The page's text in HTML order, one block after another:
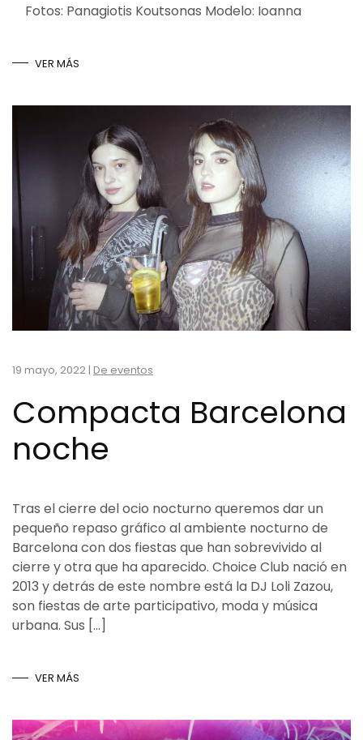
Fotos: Panagiotis Koutsonas Modelo: Ioanna
VER MÁS
19 mayo, 2022 | De eventos
Compacta Barcelona
noche
Tras el cierre del ocio nocturno queremos dar un
pequeño repaso gráfico al ambiente nocturno de
Barcelona con dos fiestas que han sobrevivido al
cierre y otra que ha aparecido. Choice Club nació en
2013 y detrás de este nombre está la DJ Loli Zazou,
son fiestas de arte participativo, moda y música
urbana. Sus […]
VER MÁS